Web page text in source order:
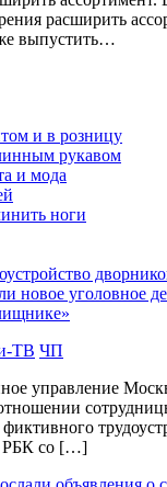
расширить
выпустить…
и в розницу
рукавом
и мода
ноги
новое уголовное
ТВ ЧП
управление
отношении
РБК со […]